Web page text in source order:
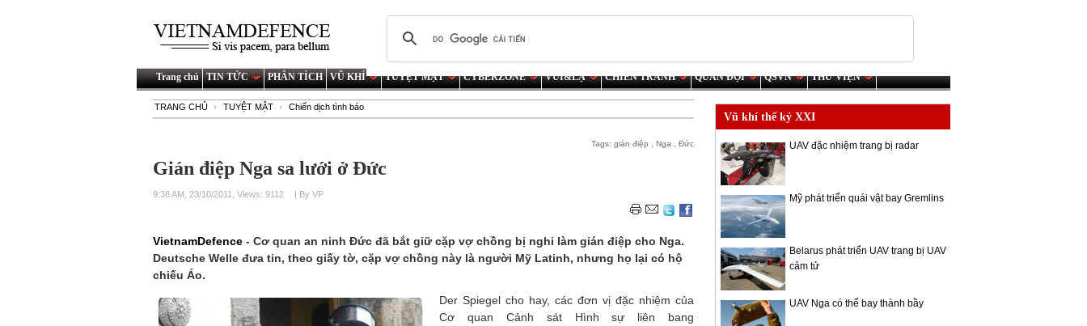
Trang chủ TIN TỨC PHÂN TÍCH VŨ KHÍ TUYỆT MẬT CYBERZONE VUI&LẠ CHIẾN TRANH QUÂN ĐỘI QSVN THƯ VIỆN
TRANG CHỦ TUYỆT MẬT Chiến dịch tình báo
Tags:gián điệp ,Nga ,Đức
Gián điệp Nga sa lưới ở Đức
9:38 AM, 23/10/2011, Views: 9112 | By VP
VietnamDefence - Cơ quan an ninh Đức đã bắt giữ cặp vợ chồng bị nghi làm gián điệp cho Nga.
Deutsche Welle đưa tin, theo giấy tờ, cặp vợ chồng này là người Mỹ Latinh, nhưng họ lại có hộ
chiếu Áo.
Der Spiegel cho hay, các đơn vị đặc nhiệm của
Cơ quan Cảnh sát Hình sự liên bang
Vũ khí thế kỷ XXI
UAV đặc nhiệm trang bị radar
Mỹ phát triển quái vật bay Gremlins
Belarus phát triển UAV trang bị UAV
cảm tử
UAV Nga có thể bay thành bầy